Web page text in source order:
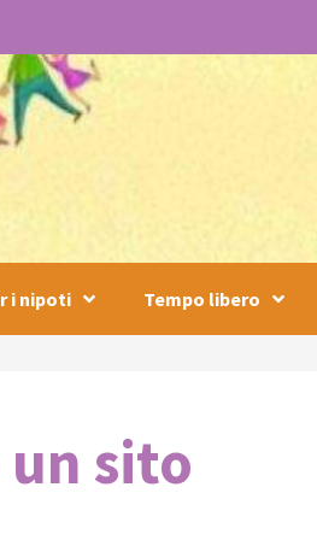
i nipoti Tempo libero
sito